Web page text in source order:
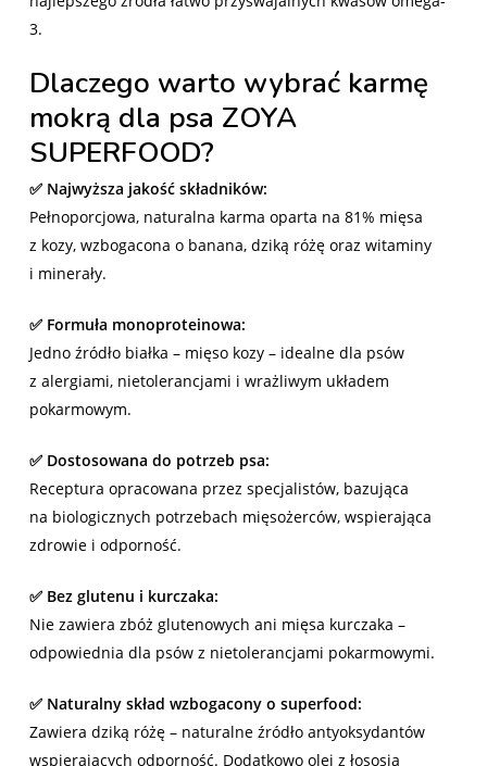
3.
Dlaczego warto wybrać karmę
mokrą dla psa ZOYA
SUPERFOOD?
✅ Najwyższa jakość składników:
Pełnoporcjowa, naturalna karma oparta na 81% mięsa
z kozy, wzbogacona o banana, dziką różę oraz witaminy
i minerały.
✅Formuła monoproteinowa:
Jedno źródło białka – mięso kozy – idealne dla psów
z alergiami, nietolerancjami i wrażliwym układem
pokarmowym.
✅Dostosowana do potrzeb psa:
Receptura opracowana przez specjalistów, bazująca
na biologicznych potrzebach mięsożerców, wspierająca
zdrowie i odporność.
✅Bez glutenu i kurczaka:
Nie zawiera zbóż glutenowych ani mięsa kurczaka –
odpowiednia dla psów z nietolerancjami pokarmowymi.
✅Naturalny skład wzbogacony o superfood:
Zawiera dziką różę – naturalne źródło antyoksydantów
wspierających odporność. Dodatkowo olej z łososia